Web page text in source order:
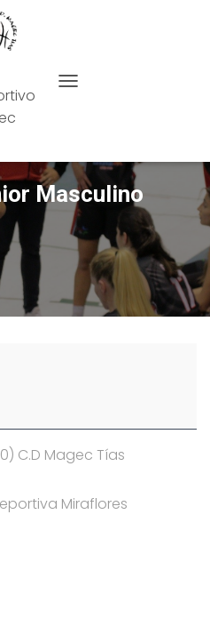
Masculino
C.D Magec Tías
Miraflores